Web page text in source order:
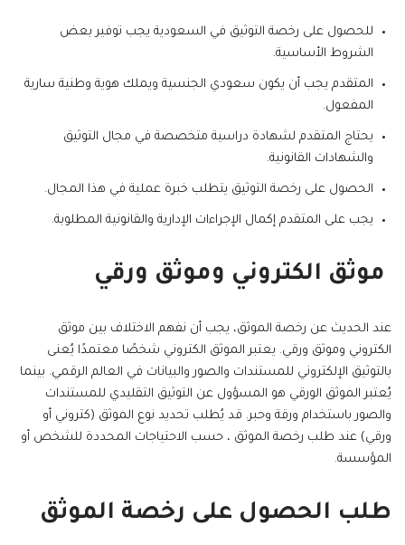
للحصول على رخصة التوثيق في السعودية يجب توفير بعض
الشروط الأساسية.
المتقدم يجب أن يكون سعودي الجنسية ويملك هوية وطنية سارية
المفعول.
يحتاج المتقدم لشهادة دراسية متخصصة في مجال التوثيق
والشهادات القانونية.
الحصول على رخصة التوثيق يتطلب خبرة عملية في هذا المجال.
يجب على المتقدم إكمال الإجراءات الإدارية والقانونية المطلوبة.
موثق الكتروني وموثق ورقي
عند الحديث عن رخصة الموثق، يجب أن نفهم الاختلاف بين موثق
الكتروني وموثق ورقي. يعتبر الموثق الكتروني شخصًا معتمدًا يُعنى
بالتوثيق الإلكتروني للمستندات والصور والبيانات في العالم الرقمي. بينما
يُعتبر الموثق الورقي هو المسؤول عن التوثيق التقليدي للمستندات
والصور باستخدام ورقة وحبر. قد يُطلب تحديد نوع الموثق (كتروني أو
ورقي) عند طلب رخصة الموثق ، حسب الاحتياجات المحددة للشخص أو
المؤسسة.
طلب الحصول على رخصة الموثق